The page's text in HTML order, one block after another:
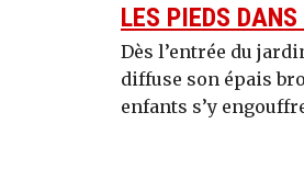
LES PIEDS
Dès l’entrée du
diffuse son épais
enfants s’y